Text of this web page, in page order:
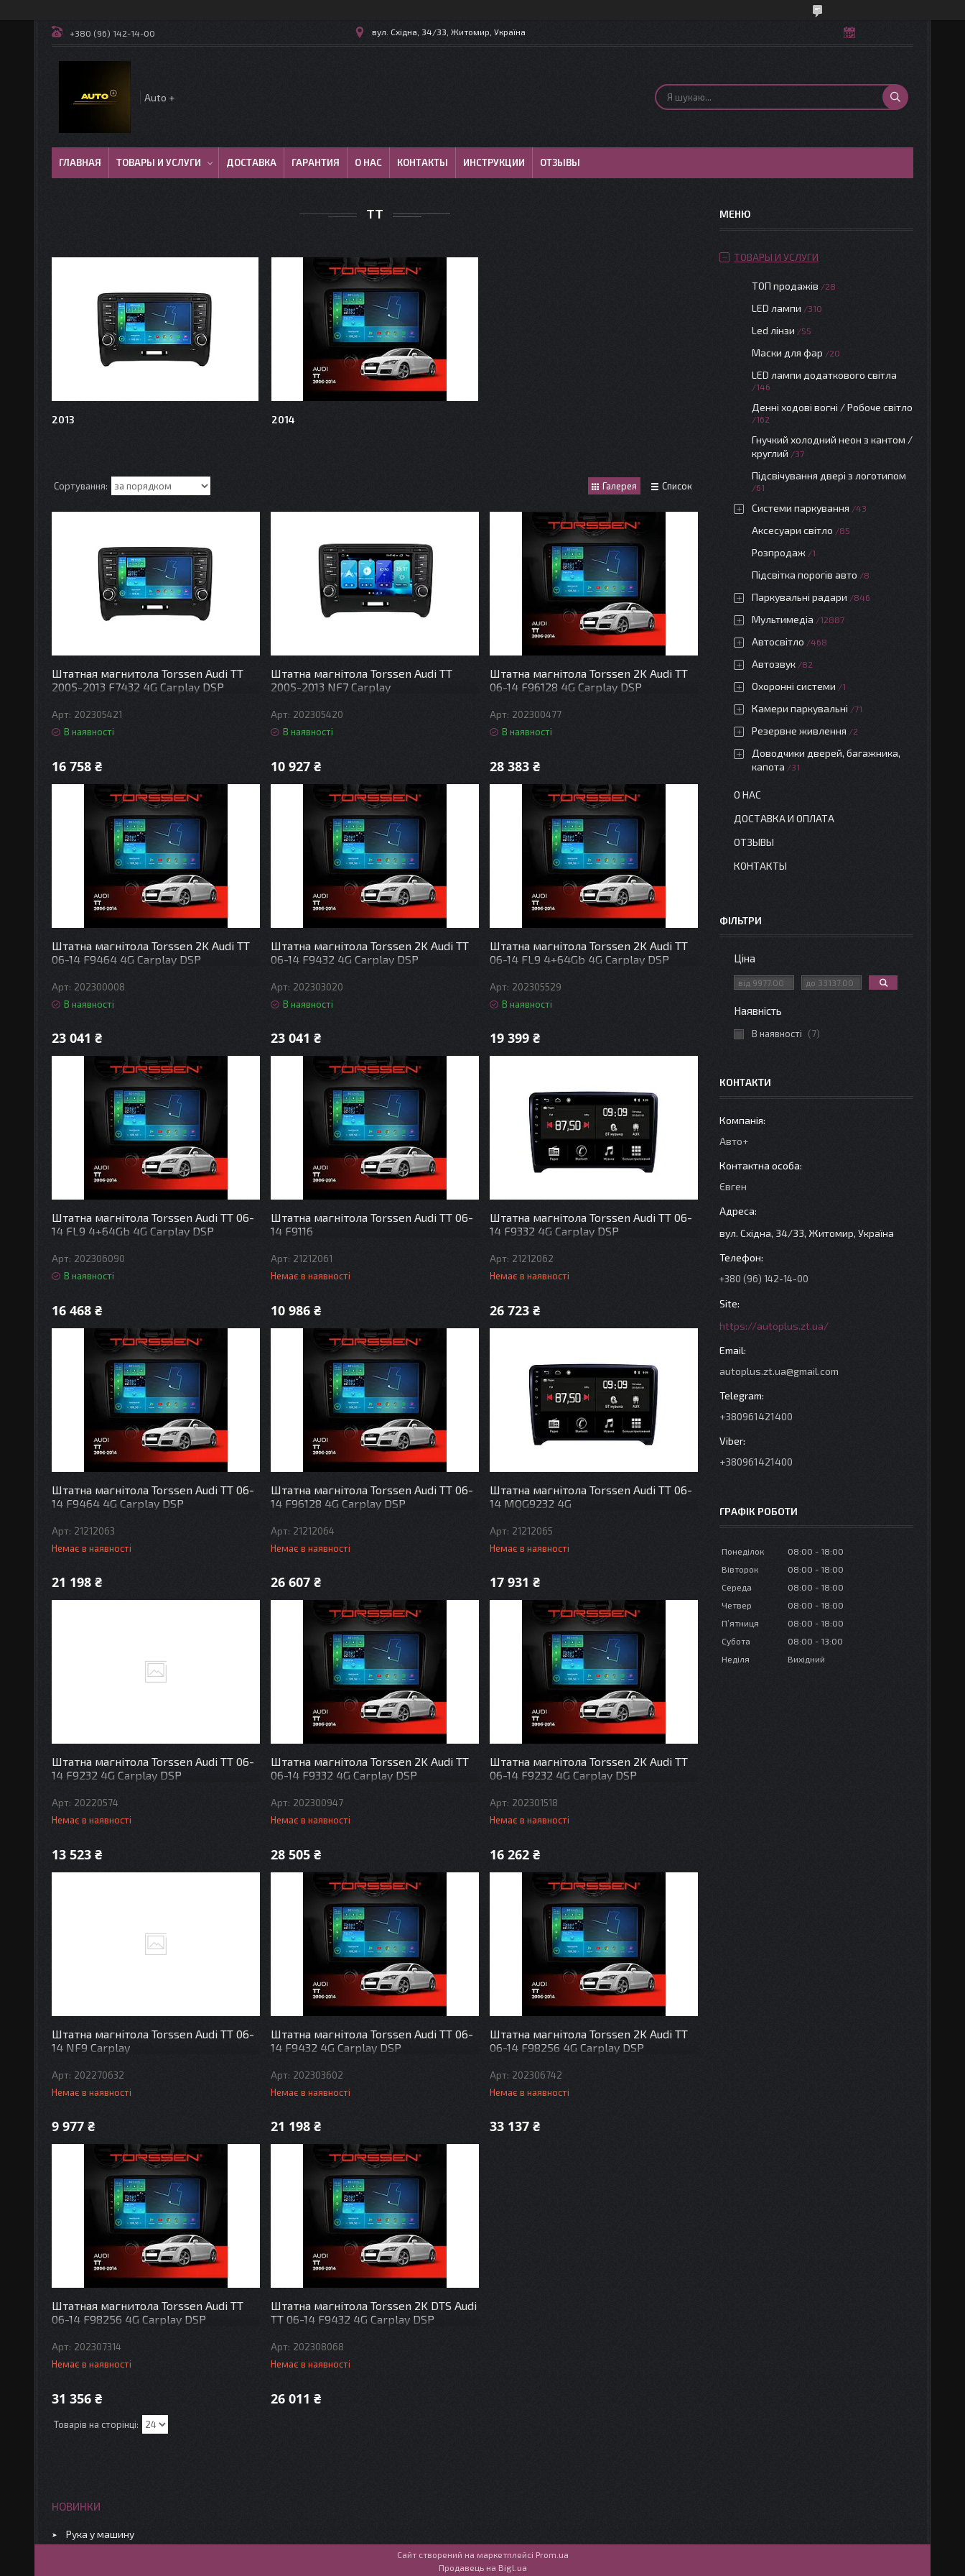
+380 (96) 142-14-00 вул. Східна, 34/33, Житомир, Україна
Auto +
ГЛАВНАЯ ТОВАРЫ И УСЛУГИ ДОСТАВКА ГАРАНТИЯ О НАС КОНТАКТЫ ИНСТРУКЦИИ ОТЗЫВЫ
TT
2013 2014
Галерея Список
Штатная магнитола Torssen Audi TT
2005-2013 F7432 4G Carplay DSP
202305421
В наявності
16 758 ₴
Штатна магнітола Torssen Audi TT
2005-2013 NF7 Carplay
202305420
В наявності
10 927 ₴
Штатна магнітола Torssen 2K Audi TT
06-14 F96128 4G Carplay DSP
202300477
В наявності
28 383 ₴
Штатна магнітола Torssen 2K Audi TT
06-14 F9464 4G Carplay DSP
202300008
В наявності
23 041 ₴
Штатна магнітола Torssen 2K Audi TT
06-14 F9432 4G Carplay DSP
202303020
В наявності
23 041 ₴
Штатна магнітола Torssen 2K Audi TT
06-14 FL9 4+64Gb 4G Carplay DSP
202305529
В наявності
19 399 ₴
Штатна магнітола Torssen Audi TT 06-
14 FL9 4+64Gb 4G Carplay DSP
202306090
В наявності
16 468 ₴
Штатна магнітола Torssen Audi TT 06-
14 F9116
21212061
Немає в наявності
10 986 ₴
Штатна магнітола Torssen Audi TT 06-
14 F9332 4G Carplay DSP
21212062
Немає в наявності
26 723 ₴
Штатна магнітола Torssen Audi TT 06-
14 F9464 4G Carplay DSP
21212063
Немає в наявності
21 198 ₴
Штатна магнітола Torssen Audi TT 06-
14 F96128 4G Carplay DSP
21212064
Немає в наявності
26 607 ₴
Штатна магнітола Torssen Audi TT 06-
14 MQG9232 4G
21212065
Немає в наявності
17 931 ₴
Штатна магнітола Torssen Audi TT 06-
14 F9232 4G Carplay DSP
20220574
Немає в наявності
13 523 ₴
Штатна магнітола Torssen 2K Audi TT
06-14 F9332 4G Carplay DSP
202300947
Немає в наявності
28 505 ₴
Штатна магнітола Torssen 2K Audi TT
06-14 F9232 4G Carplay DSP
202301518
Немає в наявності
16 262 ₴
Штатна магнітола Torssen Audi TT 06-
14 NF9 Carplay
202270632
Немає в наявності
9 977 ₴
Штатна магнітола Torssen Audi TT 06-
14 F9432 4G Carplay DSP
202303602
Немає в наявності
21 198 ₴
Штатна магнітола Torssen 2K Audi TT
06-14 F98256 4G Carplay DSP
202306742
Немає в наявності
33 137 ₴
Штатная магнитола Torssen Audi TT
06-14 F98256 4G Carplay DSP
202307314
Немає в наявності
31 356 ₴
Штатна магнітола Torssen 2K DTS Audi
TT 06-14 F9432 4G Carplay DSP
202308068
Немає в наявності
26 011 ₴
ТОВАРЫ И УСЛУГИ
ТОП продажів 28
LED лампи 310
Led лінзи 55
Маски для фар 20
LED лампи додаткового світла
146
Денні ходові вогні / Робоче світло
162
Гнучкий холодний неон з кантом /
круглий
37
Підсвічування двері з логотипом
61
Системи паркування 43
Аксесуари світло 85
Розпродаж 1
Підсвітка порогів авто 8
Паркувальні радари 846
Мультимедіа 12887
Автосвітло 468
Автозвук 82
Охоронні системи 1
Камери паркувальні 71
Резервне живлення 2
Доводчики дверей, багажника,
капота
31
О НАС
ДОСТАВКА И ОПЛАТА
ОТЗЫВЫ
КОНТАКТЫ
ФІЛЬТРИ
Ціна
Наявність
В наявності 7
КОНТАКТИ
Авто+
Євген
вул. Східна, 34/33, Житомир, Україна
+380 (96) 142-14-00
https://autoplus.zt.ua/
autoplus.zt.ua@gmail.com
+380961421400
+380961421400
ГРАФІК РОБОТИ
Понеділок 08:00
18:00
Вівторок
08:00
18:00
Середа
08:00
18:00
Четвер
08:00
18:00
Пʼятниця
08:00
18:00
Субота
08:00
13:00
Неділя
Вихідний
НОВИНКИ
Рука у машину
Сайт створений на маркетплейсі Prom.ua
Продавець на Bigl.ua